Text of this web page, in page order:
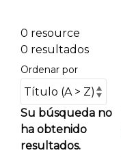
0 resource
0 resultados
Ordenar por
Su búsqueda no
ha obtenido
resultados.